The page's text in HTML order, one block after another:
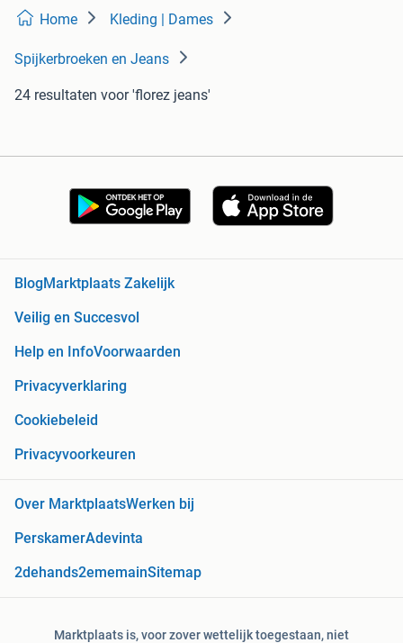
Home Kleding | Dames
Spijkerbroeken en Jeans
24 resultaten voor 'florez jeans'
Blog Marktplaats Zakelijk
Veilig en Succesvol
Help en InfoVoorwaarden
Privacyverklaring
Cookiebeleid
Privacyvoorkeuren
Over MarktplaatsWerken bij
PerskamerAdevinta
2dehands2ememainSitemap
Marktplaats is, voor zover wettelijk toegestaan, niet